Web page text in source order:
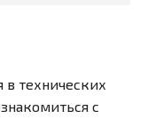
в технических
с